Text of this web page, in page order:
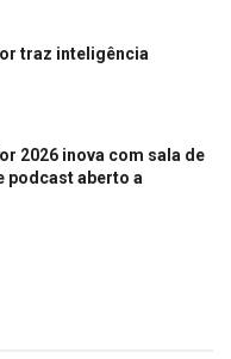
traz inteligência
2026 inova com sala de
podcast aberto a